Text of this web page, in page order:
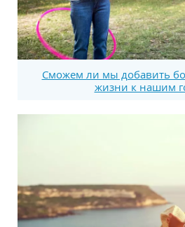
Сможем ли мы добавить
жизни к нашим